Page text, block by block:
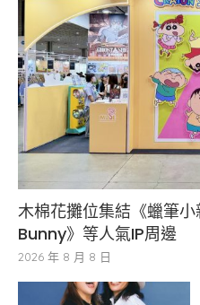
木棉花攤位集結《蠟筆
Bunny》等人氣IP周邊
2026 年 8 月 8 日